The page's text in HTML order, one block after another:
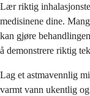
Lær riktig
medisinene dine.
kan gjøre
å demonstrere riktig
Lag et astmavennlig
varmt vann ukentlig